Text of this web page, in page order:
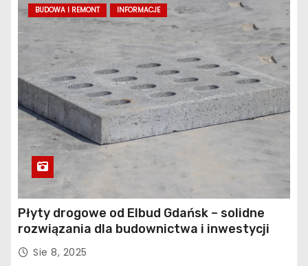
BUDOWA I REMONT INFORMACJE
Płyty drogowe od Elbud Gdańsk – solidne
rozwiązania dla budownictwa i inwestycji
Sie 8, 2025